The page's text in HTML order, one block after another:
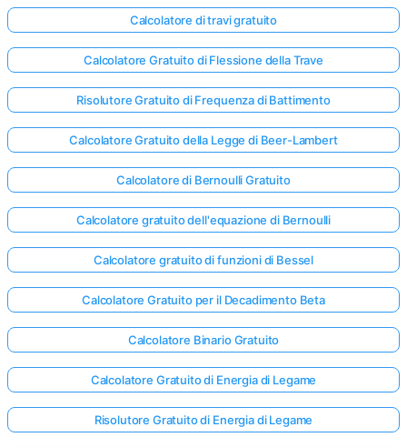
Calcolatore di travi gratuito
Calcolatore Gratuito di Flessione della Trave
Risolutore Gratuito di Frequenza di Battimento
Calcolatore Gratuito della Legge di Beer-Lambert
Calcolatore di Bernoulli Gratuito
Calcolatore gratuito dell'equazione di Bernoulli
Calcolatore gratuito di funzioni di Bessel
Calcolatore Gratuito per il Decadimento Beta
Calcolatore Binario Gratuito
Calcolatore Gratuito di Energia di Legame
Risolutore Gratuito di Energia di Legame